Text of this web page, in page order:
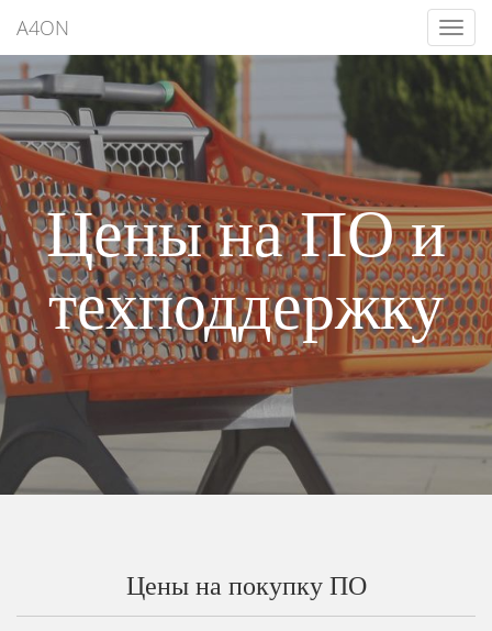
A4ON
Цены на ПО и
техподдержку
Цены на покупку ПО